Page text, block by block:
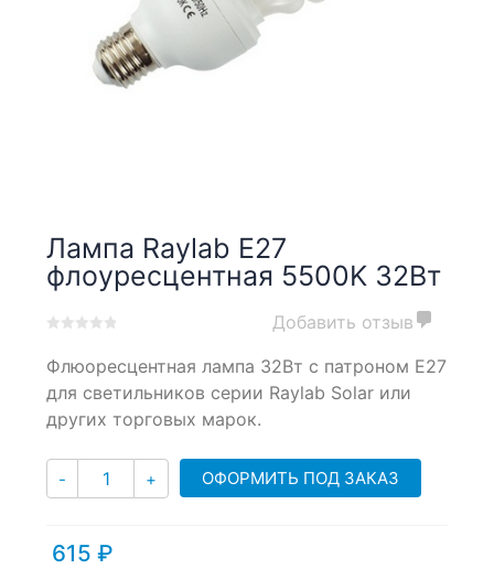
Лампа Raylab E27
флоуресцентная 5500K 32Вт
out
based
on
Добавить отзыв
Флюоресцентная лампа 32Вт с патроном E27
для светильников серии Raylab Solar или
других торговых марок.
- Количество
+ ОФОРМИТЬ ПОД ЗАКАЗ
615 ₽